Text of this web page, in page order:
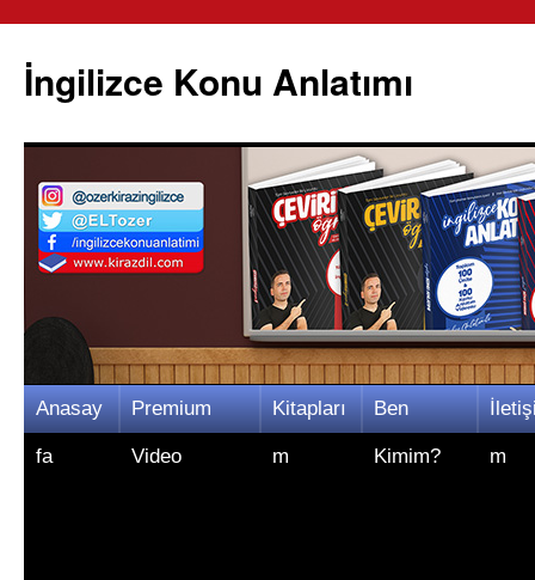
İngilizce Konu Anlatımı
İçeriğe
atla
Anasay
fa
Premium
Video
Kitapları
m
Ben
Kimim? m